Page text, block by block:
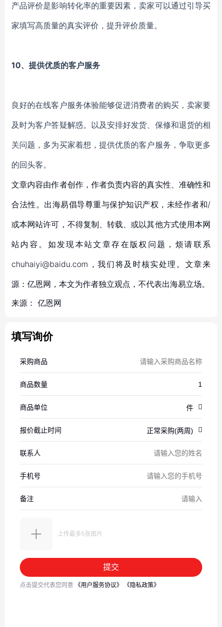
产品评价是影响转化率的重要因素，卖家可以通过引导买
家填写高质量的真实评价，提升评价质量。
10、提供优质的客户服务
良好的在线客户服务体验能够促进消费者的购买，卖家要
及时为客户答疑解惑。以及安排好发货、保修和退货的相
关问题，多为买家着想，提供优质的客户服务，争取更多
的回头客。
文章内容由作者创作，作者负责内容的真实性、准确性和
合法性。出海易倡导尊重与保护知识产权，未经作者和/
或本网站许可，不得复制、转载、或以其他方式使用本网
站内容。如发现本站文章存在版权问题，烦请联系
chuhaiyi@baidu.com，我们将及时核实处理。文章来
源：亿恩网，本文为作者独立观点，不代表出海易立场。
来源： 亿恩网
填写询价